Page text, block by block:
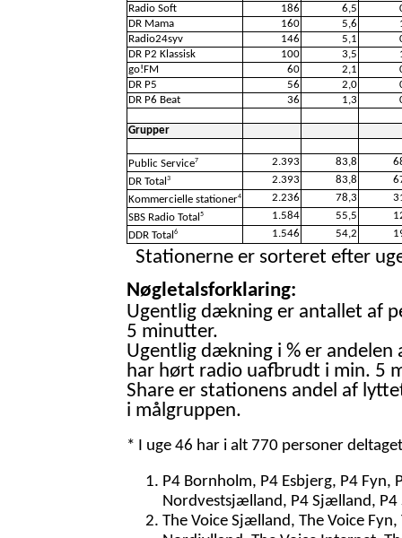
Radio Soft
186 6,5
DR Mama
160 5,6
Radio24syv
146 5,1
DR P2 Klassisk
100 3,5
go!FM
60 2,1
DR P5
56 2,0
DR P6 Beat
36 1,3
Grupper
Public Service7 2.393 83,8
DR Total 3 2.393 83,8
Kommercielle stationer4 2.236 78,3
SBS Radio Total 5 1.584 55,5
DDR Total 6 1.546 54,2
Stationerne er sorteret efter
Nøgletalsforklaring:
Ugentlig dækning er antallet af
5 minutter.
Ugentlig dækning i % er
har hørt radio uafbrudt i min. 5
Share er stationens andel af
i målgruppen.
* I uge 46 har i alt 770 personer
P4 Bornholm, P4 Esbjerg, P4
Nordvestsjælland, P4 Sjælland, P4
The Voice Sjælland, The Voice